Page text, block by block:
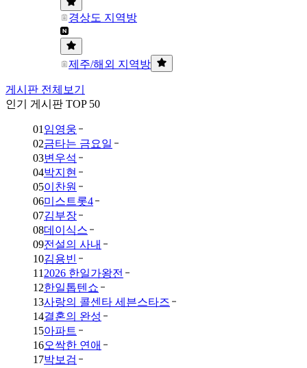
경상도 지역방
제주/해외 지역방
게시판 전체보기
인기 게시판 TOP 50
01 임영웅
02금타는 금요일
03변우석
04박지현
05이찬원
06미스트롯4
07김부장
08데이식스
09전설의 사내
10김용빈
11 2026 한일가왕전
12한일톱텐쇼
13사랑의 콜센타 세븐스타즈
14결혼의 완성
15아파트
16오싹한 연애
17박보검